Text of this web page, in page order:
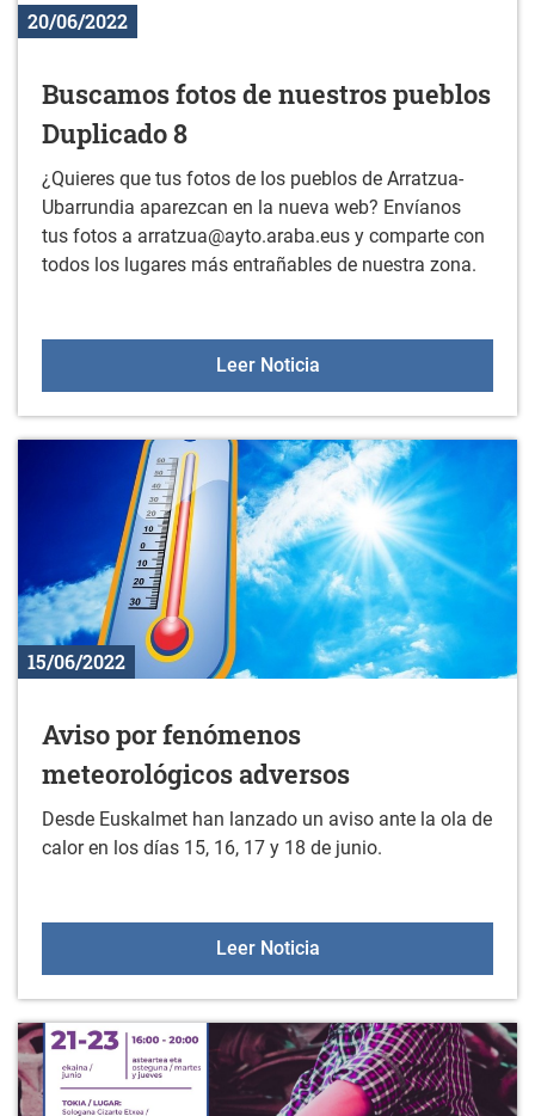
20/06/2022
Buscamos fotos de nuestros pueblos
Duplicado 8
¿Quieres que tus fotos de los pueblos de Arratzua-
Ubarrundia aparezcan en la nueva web? Envíanos
tus fotos a arratzua@ayto.araba.eus y comparte con
todos los lugares más entrañables de nuestra zona.
Leer NoticiaBuscamos fotos de
15/06/2022
Aviso por fenómenos
meteorológicos adversos
Desde Euskalmet han lanzado un aviso ante la ola de
calor en los días 15, 16, 17 y 18 de junio.
Leer NoticiaAviso por fenómenos